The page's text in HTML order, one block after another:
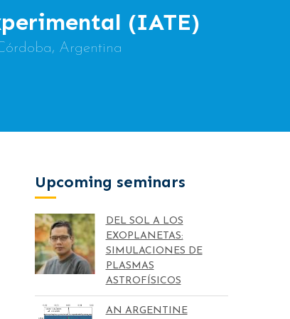
(IATE)
Argentina
Upcoming seminars
DEL SOL A LOS
EXOPLANETAS:
SIMULACIONES DE
PLASMAS
ASTROFÍSICOS
AN ARGENTINE